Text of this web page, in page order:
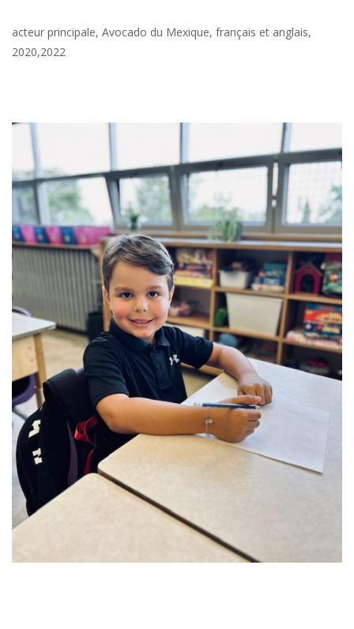
acteur principale, Avocado du Mexique, français et anglais,
2020,2022